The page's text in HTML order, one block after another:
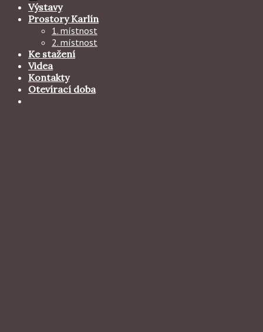
Výstavy
Prostory Karlín
1. místnost
2. místnost
Ke stažení
Videa
Kontakty
Otevírací doba